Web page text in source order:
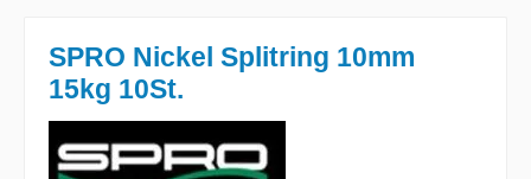
SPRO Nickel Splitring 10mm
15kg 10St.